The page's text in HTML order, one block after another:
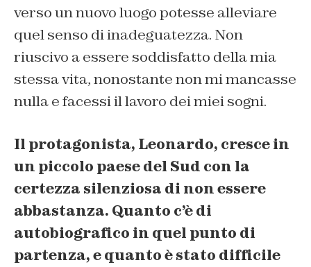
verso un nuovo luogo potesse alleviare
quel senso di inadeguatezza. Non
riuscivo a essere soddisfatto della mia
stessa vita, nonostante non mi mancasse
nulla e facessi il lavoro dei miei sogni.
Il protagonista, Leonardo, cresce in
un piccolo paese del Sud con la
certezza silenziosa di non essere
abbastanza. Quanto c’è di
autobiografico in quel punto di
partenza, e quanto è stato difficile